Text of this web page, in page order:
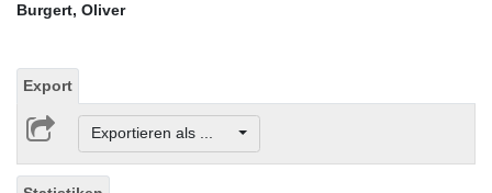
Burgert, Oliver
Export
Exportieren als ...